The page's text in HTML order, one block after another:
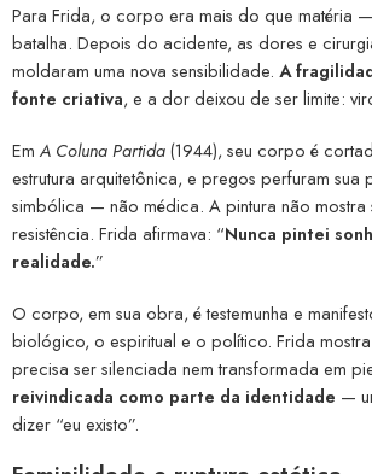
Para Frida, o corpo era mais do que matéria
batalha. Depois do acidente, as dores e
moldaram uma nova sensibilidade. A
fonte criativa, e a dor deixou de ser limite:
Em A Coluna Partida(1944), seu corpo é
estrutura arquitetônica, e pregos perfuram sua
simbólica — não médica. A pintura não mostra
resistência. Frida afirmava: “Nunca pintei
realidade.”
O corpo, em sua obra, é testemunha e
biológico, o espiritual e o político. Frida
precisa ser silenciada nem transformada em
reivindicada como parte da identidade —
dizer “eu existo”.